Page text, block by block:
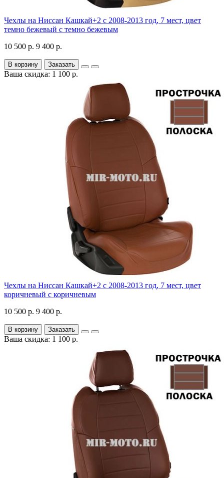
Чехлы на Ниссан Кашкай+2 с 2008-2013 год, 7 мест, цвет
темно бежевый с темно бежевым
10 500 р. 9 400 р.
В корзину Заказать
Ваша скидка: 1 100 р.
Чехлы на Ниссан Кашкай+2 с 2008-2013 год, 7 мест, цвет
коричневый с коричневым
10 500 р. 9 400 р.
В корзину Заказать
Ваша скидка: 1 100 р.